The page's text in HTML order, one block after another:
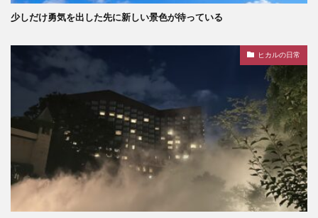
少しだけ勇気を出した先に新しい景色が待っている
ヒカルの日常